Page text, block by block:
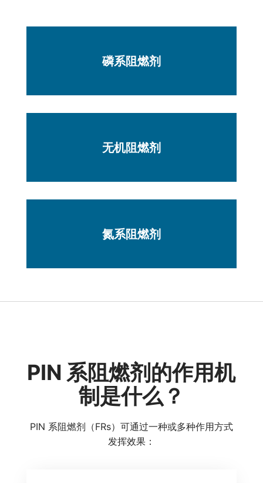
磷系阻燃剂
无机阻燃剂
氮系阻燃剂
PIN 系阻燃剂的作用机
制是什么？
PIN 系阻燃剂（FRs）可通过一种或多种作用方式
发挥效果：